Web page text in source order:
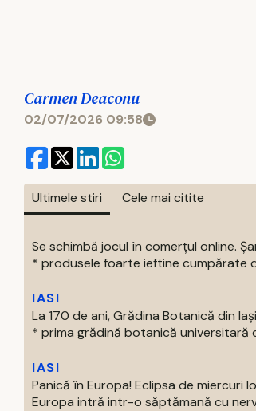
Carmen Deaconu
02/07/2026 09:58
Ultimele stiri Cele mai citite
Se schimbă jocul în comerțul online.
* produsele foarte ieftine cumpărate
IASI
La 170 de ani, Grădina Botanică din
* prima grădină botanică universitară
IASI
Panică în Europa! Eclipsa de miercuri
Europa intră intr-o săptămană cu